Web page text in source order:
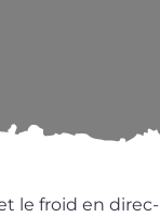
le froid en direc­